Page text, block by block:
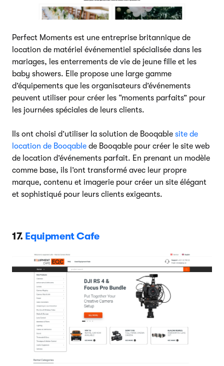
Perfect Moments est une entreprise britannique de
location de matériel événementiel spécialisée dans les
mariages, les enterrements de vie de jeune fille et les
baby showers. Elle propose une large gamme
d’équipements que les organisateurs d’événements
peuvent utiliser pour créer les “moments parfaits” pour
les journées spéciales de leurs clients.
Ils ont choisi d’utiliser la solution de Booqable site de
location de Booqable de Booqable pour créer le site web
de location d’événements parfait. En prenant un modèle
comme base, ils l’ont transformé avec leur propre
marque, contenu et imagerie pour créer un site élégant
et sophistiqué pour leurs clients exigeants.
17. Equipment Cafe